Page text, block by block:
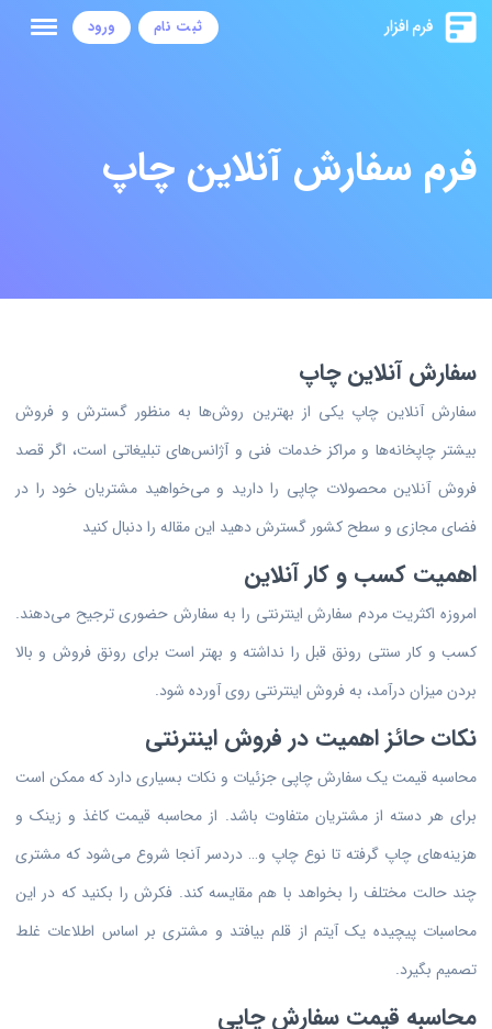
ثبت نام ورود
فرم سفارش آنلاین چاپ
سفارش آنلاین چاپ
سفارش آنلاین چاپ یکی از بهترین روش‌ها به منظور گسترش و فروش
بیشتر چاپخانه‌ها و مراکز خدمات فنی و آژانس‌های تبلیغاتی است، اگر قصد
فروش آنلاین محصولات چاپی را دارید و می‌خواهید مشتریان خود را در
فضای مجازی و سطح کشور گسترش دهید این مقاله را دنبال کنید
اهمیت کسب و کار آنلاین
امروزه اکثریت مردم سفارش اینترنتی را به سفارش حضوری ترجیح می‌دهند.
کسب و کار سنتی رونق قبل را نداشته و بهتر است برای رونق فروش و بالا
بردن میزان درآمد، به فروش اینترنتی روی آورده شود.
نکات حائز اهمیت در فروش اینترنتی
محاسبه قیمت یک سفارش چاپی جزئیات و نکات بسیاری دارد که ممکن است
برای هر دسته از مشتریان متفاوت باشد. از محاسبه قیمت کاغذ و زینک و
هزینه‌های چاپ گرفته تا نوع چاپ و… دردسر آنجا شروع می‌شود که مشتری
چند حالت مختلف را بخواهد با هم مقایسه کند. فکرش را بکنید که در این
محاسبات پیچیده یک آیتم از قلم بیافتد و مشتری بر اساس اطلاعات غلط
تصمیم بگیرد.
محاسبه قیمت سفارش چاپی